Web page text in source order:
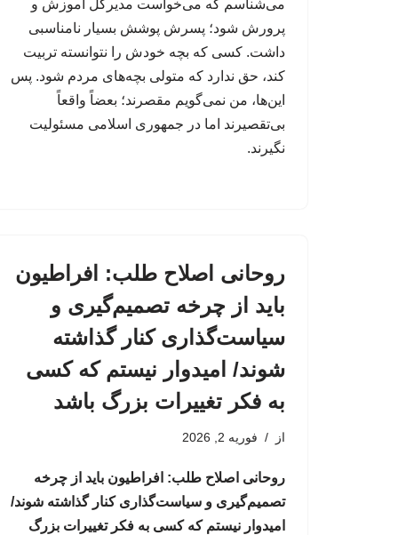
می‌شناسم که می‌خواست مدیرکل آموزش و
پرورش شود؛ پسرش پوشش بسیار نامناسبی
داشت. کسی که بچه خودش را نتوانسته تربیت
کند، حق ندارد که متولی بچه‌های مردم شود. پس
این‌ها، من نمی‌گویم مقصرند؛ بعضاً واقعاً
بی‌تقصیرند اما در جمهوری اسلامی مسئولیت
نگیرند.
روحانی اصلاح طلب: افراطیون
باید از چرخه تصمیم‌گیری و
سیاست‌گذاری کنار گذاشته
شوند/ امیدوار نیستم که کسی
به فکر تغییرات بزرگ باشد
از فوریه 2, 2026
روحانی اصلاح طلب: افراطیون باید از چرخه
تصمیم‌گیری و سیاست‌گذاری کنار گذاشته شوند/
امیدوار نیستم که کسی به فکر تغییرات بزرگ